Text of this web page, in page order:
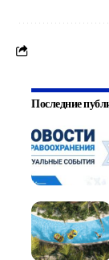
Последние